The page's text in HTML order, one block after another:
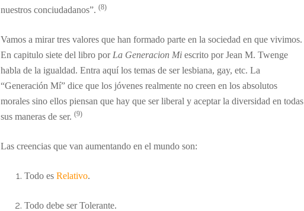
nuestros conciudadanos”. (8)
Vamos a mirar tres valores que han formado parte en la sociedad en que vivimos.
En capitulo siete del libro por La Generacion Mi escrito por Jean M. Twenge
habla de la igualdad. Entra aquí los temas de ser lesbiana, gay, etc. La
“Generación Mí” dice que los jóvenes realmente no creen en los absolutos
morales sino ellos piensan que hay que ser liberal y aceptar la diversidad en todas
sus maneras de ser. (9)
Las creencias que van aumentando en el mundo son:
Todo es Relativo.
Todo debe ser Tolerante.